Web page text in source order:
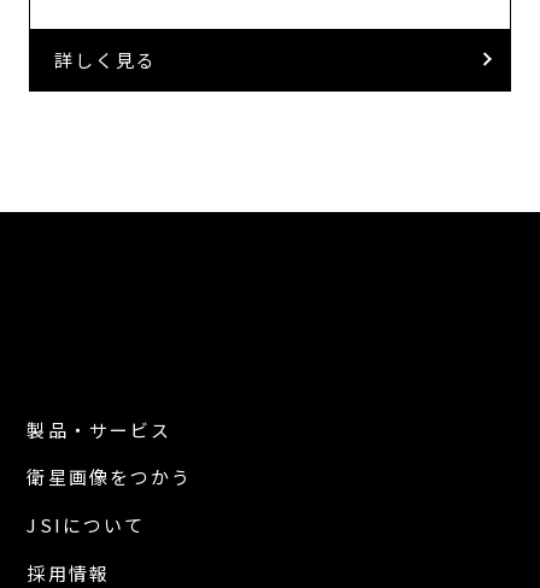
詳しく見る
製品・サービス
衛星画像をつかう
JSIについて
採用情報